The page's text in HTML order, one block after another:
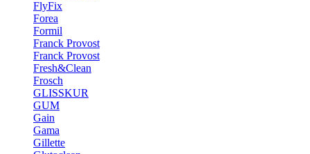
FlyFix
Forea
Formil
Franck Provost
Franck Provost
Fresh&Clean
Frosch
GLISSKUR
GUM
Gain
Gama
Gillette